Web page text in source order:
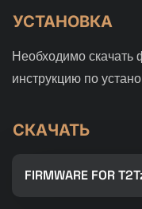
УСТАНОВКА
Необходимо скачать
инструкцию по
СКАЧАТЬ
FIRMWARE FOR